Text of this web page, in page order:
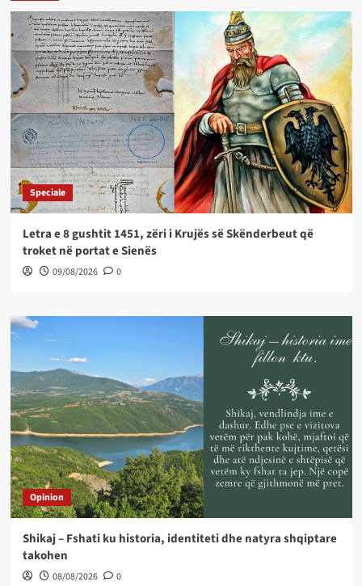
Speciale
Letra e 8 gushtit 1451, zëri i Krujës së Skënderbeut që
troket në portat e Sienës
09/08/2026 0
Opinion
Shikaj – Fshati ku historia, identiteti dhe natyra shqiptare
takohen
08/08/2026 0